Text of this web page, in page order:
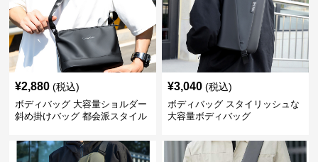
¥2,880 (税込)
ボディバッグ 大容量ショルダー
斜め掛けバッグ 都会派スタイル
¥3,040 (税込)
ボディバッグ スタイリッシュな
大容量ボディバッグ